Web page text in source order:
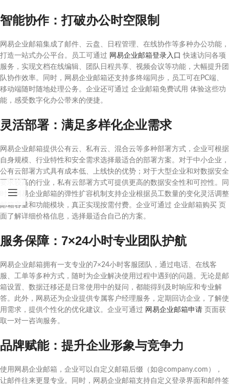
智能协作：打破办公时空限制
网易企业邮箱集成了邮件、云盘、日程管理、在线协作等多种办公功能，
打造一站式办公平台。员工可通过 网易企业邮箱登录入口 快速访问各项
服务，实现文档在线编辑、团队日程共享、视频会议等功能，大幅提升团
队协作效率。同时，网易企业邮箱还支持多终端同步，员工可在PC端、
移动端随时随地处理公务。企业还可通过 企业邮箱免费试用 体验这些功
能，感受数字化办公带来的便捷。
灵活部署：满足多样化企业需求
网易企业邮箱提供公有云、私有云、混合云等多种部署方式，企业可根据
自身规模、行业特性和安全需求选择最适合的部署方案。对于中小企业，
公有云部署方式具有成本低、上线快的优势；对于大型企业和对数据安全
要求较高的行业，私有云部署方式可提供更高的数据安全性和可控性。同
时，网易企业邮箱的弹性扩容机制支持企业根据员工数量的变化灵活调整
邮箱容量和功能模块，真正实现按需付费。企业可通过 企业邮箱购买 页
面了解详细价格信息，选择最适合自己的方案。
服务保障：7×24小时专业团队护航
网易企业邮箱拥有一支专业的7×24小时客服团队，通过电话、在线客
服、工单等多种方式，随时为企业解决使用过程中遇到的问题。无论是邮
箱设置、数据迁移还是日常使用中的疑问，都能得到及时响应和专业解
答。此外，网易还为企业提供专属客户经理服务，定期回访企业，了解使
用需求，提供个性化的优化建议。企业可通过 网易企业邮箱申请 页面获
取一对一咨询服务。
品牌赋能：提升企业形象与竞争力
使用网易企业邮箱，企业可以自定义邮箱后缀（如@company.com），
让邮件往来更显专业。同时，网易企业邮箱支持自定义登录界面和邮件签